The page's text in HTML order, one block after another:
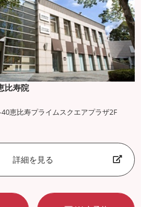
比寿院
恵比寿プライムスクエアプラザ2F
詳細を見る